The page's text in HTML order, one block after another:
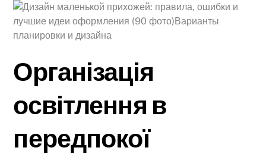
Організація
освітлення в
передпокої